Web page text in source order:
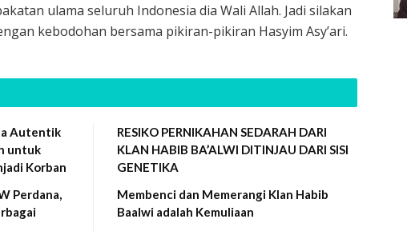
ulama seluruh Indonesia dia Wali Allah. Jadi silakan
kebodohan bersama pikiran-pikiran Hasyim Asy’ari.
Autentik
untuk
Korban
Perdana,
RESIKO PERNIKAHAN SEDARAH DARI
KLAN HABIB BA’ALWI DITINJAU DARI SISI
GENETIKA
Membenci dan Memerangi Klan Habib
Baalwi adalah Kemuliaan